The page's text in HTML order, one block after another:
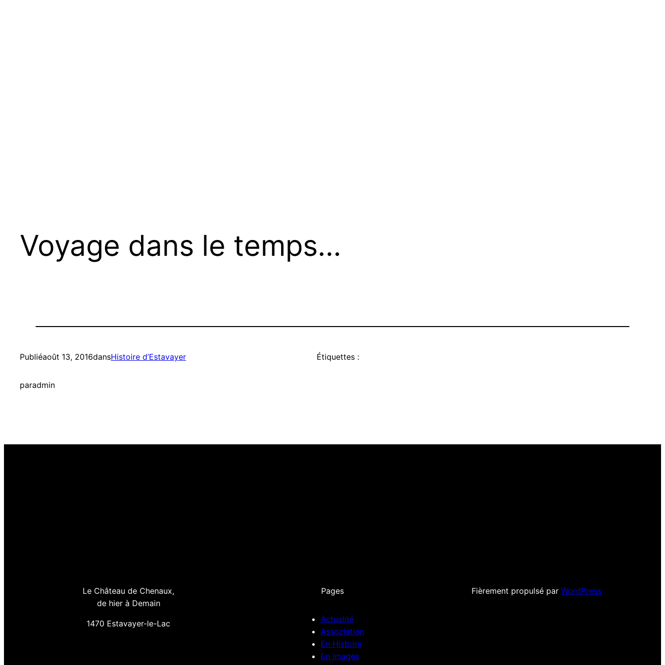
Voyage dans le temps…
Publiéaoût 13, 2016dansHistoire d’Estavayer
paradmin
Étiquettes :
Le Château de Chenaux,
de hier à Demain
1470 Estavayer-le-Lac
Pages
Actualité
Association
En Histoire
En Images
Fièrement propulsé parWordPress